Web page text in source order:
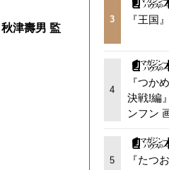
津壽男 監
3 『王国
4
『つか
決戦!編
ンフン
5
『たつ